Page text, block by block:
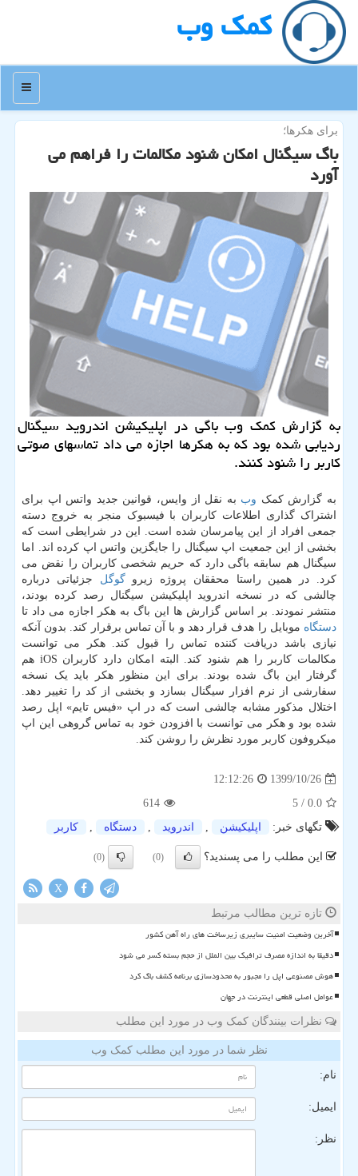
كمك وب
منو
برای هكرها؛
باگ سیگنال امكان شنود مكالمات را فراهم می
آورد
به گزارش کمک وب باگی در اپلیکیشن اندروید سیگنال
ردیابی شده بود که به هکرها اجازه می داد تماسهای صوتی
کاربر را شنود کنند.
به گزارش کمک وب به نقل از وایس، قوانین جدید واتس اپ برای
اشتراک گذاری اطلاعات کاربران با فیسبوک منجر به خروج دسته
جمعی افراد از این پیامرسان شده است. این در شرایطی است که
بخشی از این جمعیت اپ سیگنال را جایگزین واتس اپ کرده اند. اما
سیگنال هم سابقه باگی دارد که حریم شخصی کاربران را نقض می
کرد. در همین راستا محققان پروژه زیروگوگل جزئیاتی درباره
چالشی که در نسخه اندروید اپلیکیشن سیگنال رصد کرده بودند،
منتشر نمودند. بر اساس گزارش ها این باگ به هکر اجازه می داد تا
دستگاه موبایل را هدف قرار دهد و با آن تماس برقرار کند. بدون آنکه
نیازی باشد دریافت کننده تماس را قبول کند. هکر می توانست
مکالمات کاربر را هم شنود کند. البته امکان دارد کاربران iOS هم
گرفتار این باگ شده بودند. برای این منظور هکر باید یک نسخه
سفارشی از نرم افزار سیگنال بسازد و بخشی از کد را تغییر دهد.
اختلال مذکور مشابه چالشی است که در اپ «فیس تایم» اپل رصد
شده بود و هکر می توانست با افزودن خود به تماس گروهی این اپ
میکروفون کاربر مورد نظرش را روشن کند.
1399/10/26
12:12:26
0.0
/ 5
614
تگهای خبر:
اپلیكیشن , اندروید , دستگاه , كاربر
این مطلب را می پسندید؟ (0)
(0)
X
تازه ترین مطالب مرتبط
آخرین وضعیت امنیت سایبری زیرساخت های راه آهن کشور
دقیقا به اندازه مصرف ترافیک بین الملل از حجم بسته کسر می شود
هوش مصنوعی اپل را مجبور به محدودسازی برنامه کشف باگ کرد
عوامل اصلی قطعی اینترنت در جهان
نظرات بینندگان کمک وب در مورد این مطلب
نظر شما در مورد این مطلب کمک وب
نام:
ایمیل:
نظر: